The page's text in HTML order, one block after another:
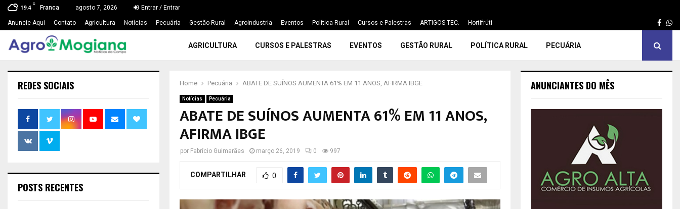
19.4
C
Franca agosto 7, 2026 Entrar / Entrar
Anuncie Aqui Contato Agricultura Notícias Pecuária Gestão Rural Agroindustria Eventos Política Rural Cursos e Palestras ARTIGOS TEC. Hortifrúti
AGRICULTURA CURSOS E PALESTRAS EVENTOS GESTÃO RURAL POLÍTICA RURAL PECUÁRIA
Home Pecuária ABATE DE SUÍNOS AUMENTA 61% EM 11 ANOS, AFIRMA IBGE
Notícias Pecuária
ABATE DE SUÍNOS AUMENTA 61% EM 11 ANOS,
AFIRMA IBGE
por Fabrício Guimarães março 26, 2019 0 997
COMPARTILHAR 0
REDES SOCIAIS
POSTS RECENTES
ANUNCIANTES DO MÊS